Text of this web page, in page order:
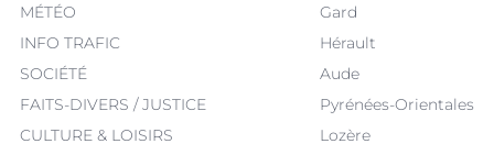
MÉTÉO
INFO TRAFIC
SOCIÉTÉ
FAITS-DIVERS / JUSTICE
CULTURE & LOISIRS
Gard
Hérault
Aude
Pyrénées-Orientales
Lozère